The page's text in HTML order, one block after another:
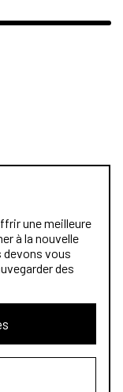
une meilleure
à la nouvelle
devons vous
des